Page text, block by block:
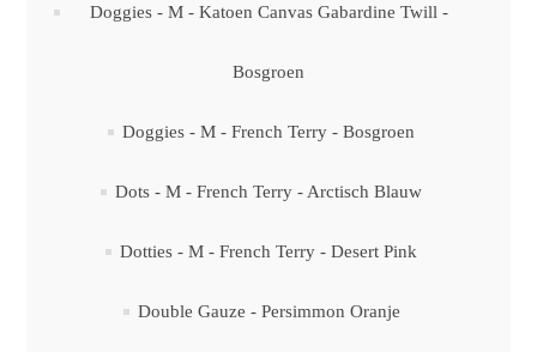
Doggies - M - Katoen Canvas Gabardine Twill -
Bosgroen
Doggies - M - French Terry - Bosgroen
Dots - M - French Terry - Arctisch Blauw
Dotties - M - French Terry - Desert Pink
Double Gauze - Persimmon Oranje